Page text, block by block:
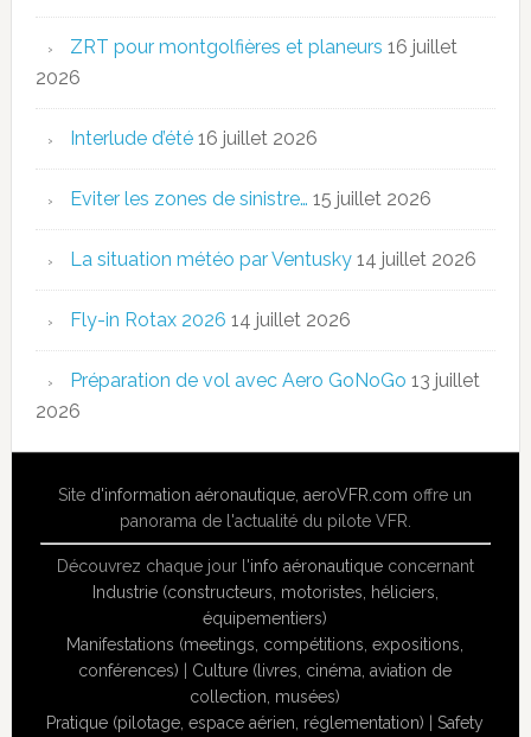
ZRT pour montgolfières et planeurs 16 juillet
2026
Interlude d’été 16 juillet 2026
Eviter les zones de sinistre… 15 juillet 2026
La situation météo par Ventusky 14 juillet 2026
Fly-in Rotax 2026 14 juillet 2026
Préparation de vol avec Aero GoNoGo 13 juillet
2026
Site d'information aéronautique ,aeroVFR.com offre un
panorama de l'actualité du pilote VFR.
Découvrez chaque jour l'info aéronautiqueconcernant
Industrie (constructeurs, motoristes, héliciers,
équipementiers)
Manifestations (meetings, compétitions, expositions,
conférences)
Culture (livres, cinéma, aviation de
collection, musées)
Pratique (pilotage, espace aérien, réglementation) |Safety